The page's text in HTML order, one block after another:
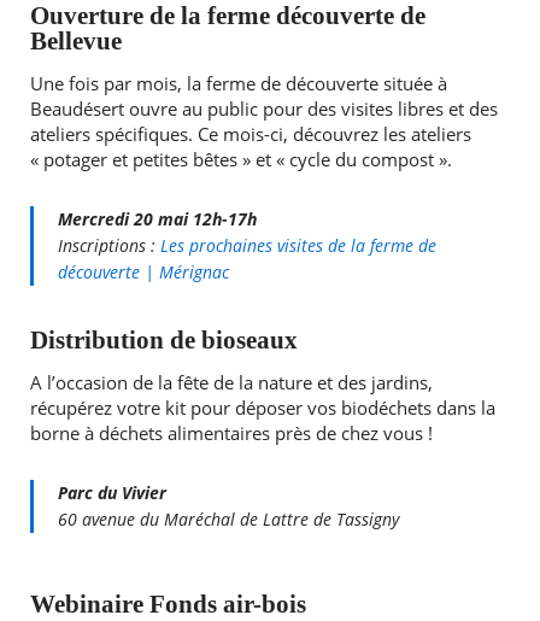
Ouverture de la ferme découverte de
Bellevue
Une fois par mois, la ferme de découverte située à
Beaudésert ouvre au public pour des visites libres et des
ateliers spécifiques. Ce mois-ci, découvrez les ateliers
« potager et petites bêtes » et « cycle du compost ».
Mercredi 20 mai 12h-17h
Inscriptions :Les prochaines visites de la ferme de
découverte | Mérignac
Distribution de bioseaux
A l’occasion de la fête de la nature et des jardins,
récupérez votre kit pour déposer vos biodéchets dans la
borne à déchets alimentaires près de chez vous !
Parc du Vivier
60 avenue du Maréchal de Lattre de Tassigny
Webinaire Fonds air-bois